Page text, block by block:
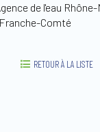
de l'eau
Comté
RETOUR À LA LISTE